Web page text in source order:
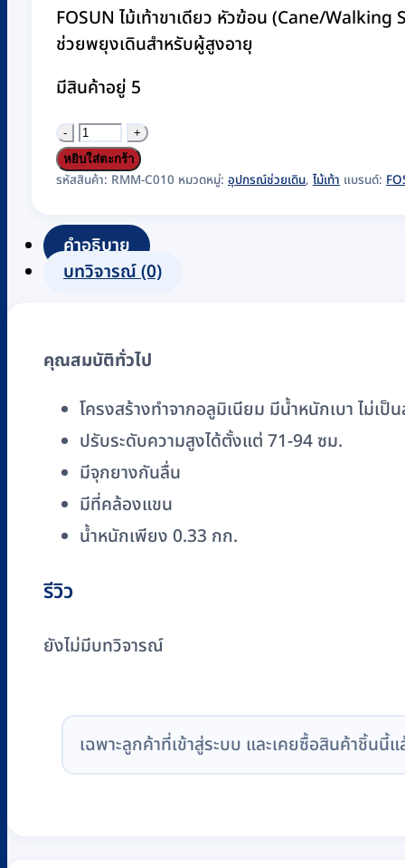
was:
฿390.
is:
฿370.
FOSUN ไม้เท้าขาเดียว หัวฆ้อน (Cane/
ช่วยพยุงเดินสำหรับผู้สูงอายุ
มีสินค้าอยู่ 5
จำนวน
ไม้
เท้า
มิ
เนียม
รุ่น
FS9206L
ปรับ
ได้
สี
ทอง
ชิ้น
หยิบใส่ตะกร้า
รหัสสินค้า: RMM-C010 หมวดหมู่: อุปกรณ์ช่วยเดิน, ไม้เท้า แบรนด์:
คำอธิบาย
บทวิจารณ์ (0)
คุณสมบัติทั่วไป
โครงสร้างทำจากอลูมิเนียม มีน้ำหนักเบา ไม่เป็
ปรับระดับความสูงได้ตั้งแต่ 71-94 ซม.
มีจุกยางกันลื่น
มีที่คล้องแขน
น้ำหนักเพียง 0.33 กก.
รีวิว
ยังไม่มีบทวิจารณ์
เฉพาะลูกค้าที่เข้าสู่ระบบ และเคยซื้อสินค้าชิ้นนี้